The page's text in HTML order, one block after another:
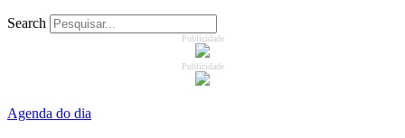
Search
Publicidade
Publicidade
Agenda do dia